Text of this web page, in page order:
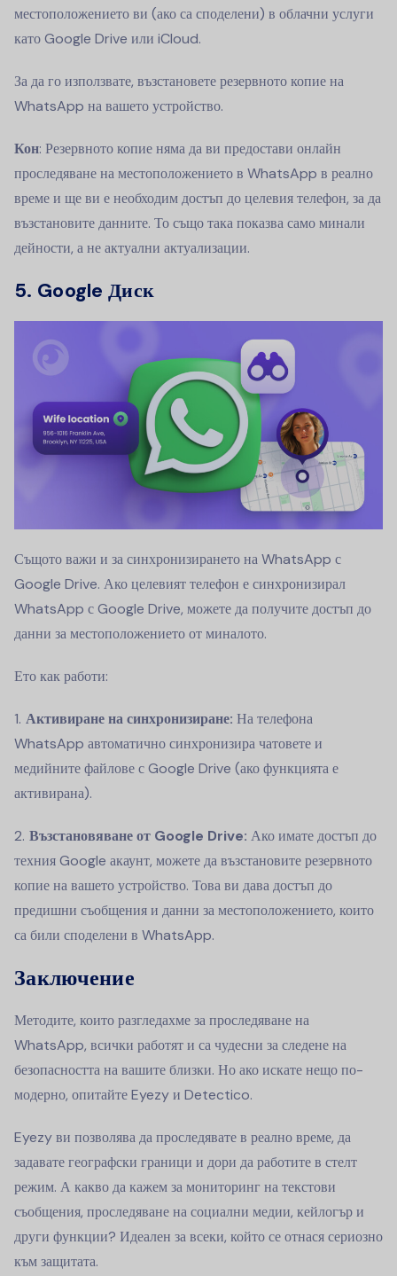
местоположението ви (ако са споделени) в облачни услуги
като Google Drive или iCloud.
За да го използвате, възстановете резервното копие на
WhatsApp на вашето устройство.
Кон: Резервното копие няма да ви предостави онлайн
проследяване на местоположението в WhatsApp в реално
време и ще ви е необходим достъп до целевия телефон, за да
възстановите данните. То също така показва само минали
дейности, а не актуални актуализации.
5. Google Диск
Същото важи и за синхронизирането на WhatsApp с
Google Drive. Ако целевият телефон е синхронизирал
WhatsApp с Google Drive, можете да получите достъп до
данни за местоположението от миналото.
Ето как работи:
Активиране на синхронизиране: На телефона
WhatsApp автоматично синхронизира чатовете и
медийните файлове с Google Drive (ако функцията е
активирана).
Възстановяване от Google Drive: Ако имате достъп до
техния Google акаунт, можете да възстановите резервното
копие на вашето устройство. Това ви дава достъп до
предишни съобщения и данни за местоположението, които
са били споделени в WhatsApp.
Заключение
Методите, които разгледахме за проследяване на
WhatsApp, всички работят и са чудесни за следене на
безопасността на вашите близки. Но ако искате нещо по-
модерно, опитайте Eyezy и Detectico.
Eyezy ви позволява да проследявате в реално време, да
задавате географски граници и дори да работите в стелт
режим. А какво да кажем за мониторинг на текстови
съобщения, проследяване на социални медии, кейлогър и
други функции? Идеален за всеки, който се отнася сериозно
към защитата.